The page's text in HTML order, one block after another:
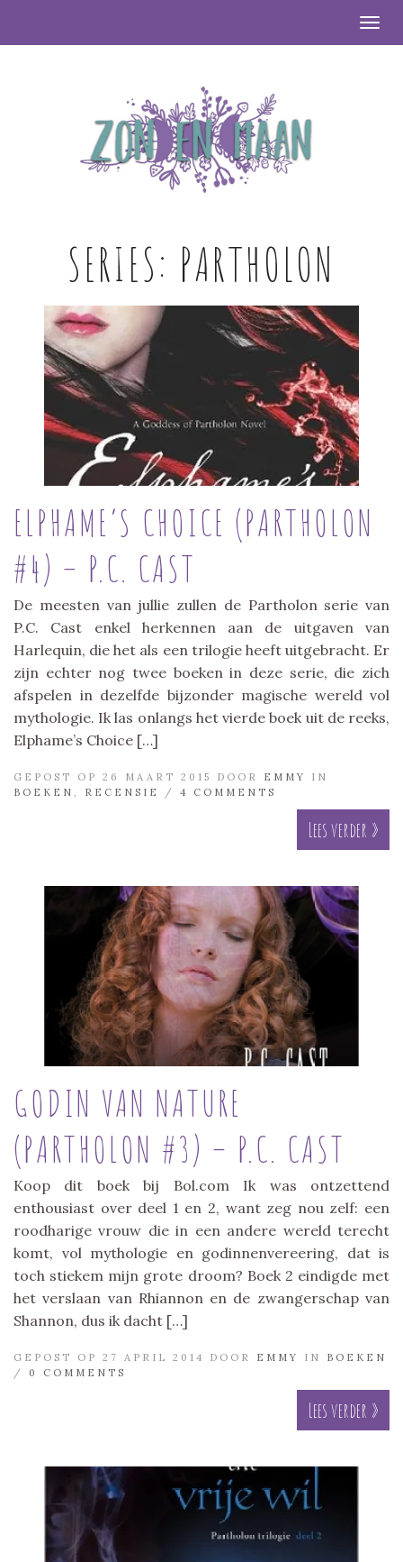
SERIES: PARTHOLON
ELPHAME’S CHOICE (PARTHOLON
#4) – P.C. CAST
De meesten van jullie zullen de Partholon serie van
P.C. Cast enkel herkennen aan de uitgaven van
Harlequin, die het als een trilogie heeft uitgebracht. Er
zijn echter nog twee boeken in deze serie, die zich
afspelen in dezelfde bijzonder magische wereld vol
mythologie. Ik las onlangs het vierde boek uit de reeks,
Elphame’s Choice […]
GEPOST OP 26 MAART 2015 DOOR EMMY
IN
BOEKEN
RECENSIE / 4 COMMENTS
Lees verder »
GODIN VAN NATURE
(PARTHOLON #3) – P.C. CAST
Koop dit boek bij Bol.com Ik was ontzettend
enthousiast over deel 1 en 2, want zeg nou zelf: een
roodharige vrouw die in een andere wereld terecht
komt, vol mythologie en godinnenvereering, dat is
toch stiekem mijn grote droom? Boek 2 eindigde met
het verslaan van Rhiannon en de zwangerschap van
Shannon, dus ik dacht […]
GEPOST OP 27 APRIL 2014 DOOR EMMY IN BOEKEN
/ 0 COMMENTS
Lees verder »